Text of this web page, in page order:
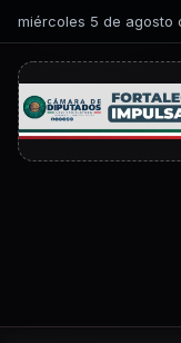
miércoles 5 de agosto